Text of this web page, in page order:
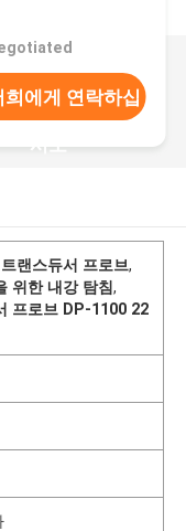
희에게 연락하십
시오
랜스듀서 프로브,
위한 내강 탐침,
프로브 DP-1100 22